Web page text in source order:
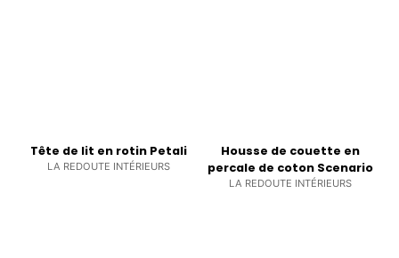
Tête de lit en rotin Petali
LA REDOUTE INTÉRIEURS
Housse de couette en
percale de coton Scenario
LA REDOUTE INTÉRIEURS